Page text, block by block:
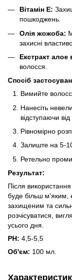
Вітамін E:
пошкоджень.
Олія жожоба:
захисні
Екстракт алое
волосся.
Спосіб
Вимийте
Нанесіть
відступаючи
Рівномірно
Залиште на 5-
Ретельно
Результат:
Після
буде більш м'яким,
захищеним та
розчісуватися,
усього дня.
РН: 4,5-5,5
Об'єм: 100 мл.